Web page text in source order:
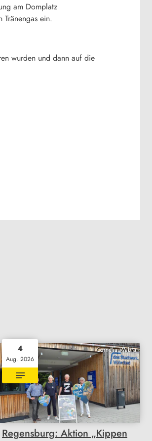
am Domplatz
ein.
wurden und dann auf die
Cornelia Wabra
4
Aug. 2026
Regensburg: Aktion „Kippen